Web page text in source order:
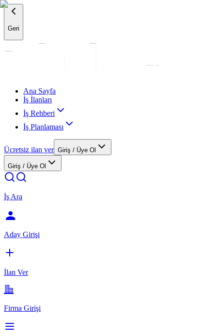
Geri
Ana Sayfa
İş İlanları
İş Rehberi
İş Planlaması
Ücretsiz ilan ver Giriş / Üye Ol
Giriş / Üye Ol
İş Ara
Aday Girişi
İlan Ver
Firma Girişi